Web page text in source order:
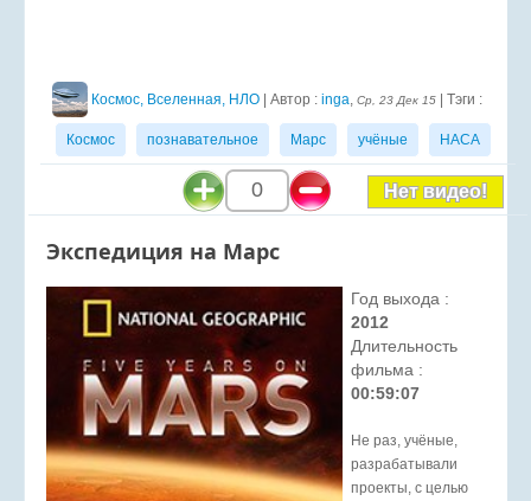
Космос, Вселенная, НЛО | Автор : inga, Ср, 23 Дек 15 | Тэги :
Космос познавательное Марс учёные НАСА
0 Нет видео!
Экспедиция на Марс
Год выхода :
2012
Длительность
фильма :
00:59:07
Не раз, учёные,
разрабатывали
проекты, с целью